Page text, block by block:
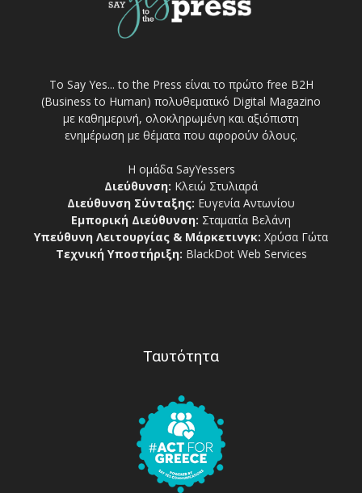
Το Say Yes... to the Press είναι το πρώτο free Β2Η
(Business to Human) πολυθεματικό Digital Magazino
με καθημερινή, ολοκληρωμένη και αξιόπιστη
ενημέρωση με θέματα που αφορούν όλους.
Η ομάδα SayYessers
Διεύθυνση: Κλειώ Στυλιαρά
Διεύθυνση Σύνταξης: Ευγενία Αντωνίου
Εμπορική Διεύθυνση: Σταματία Βελάνη
Υπεύθυνη Λειτουργίας & Μάρκετινγκ: Χρύσα Γώτα
Τεχνική Υποστήριξη: BlackDot Web Services
Ταυτότητα